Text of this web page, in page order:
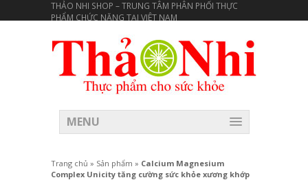
THẢO NHI SHOP – TRUNG TÂM PHÂN PHỐI THỰC
PHẨM CHỨC NĂNG TẠI VIÊT NAM
MENU
Trang chủ » Sản phẩm » Calcium Magnesium
Complex Unicity tăng cường sức khỏe xương khớp